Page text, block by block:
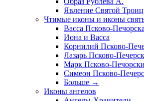
Явление Святой
Чтимые иконы и иконы
Васса Псково-
Иона и Васса
Корнилий Псково-
Лазарь Псково-
Марк Псково-
Симеон Псково-
Больше →
Иконы ангелов